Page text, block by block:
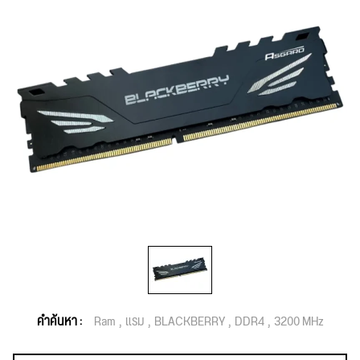
คำค้นหา : Ram แรม BLACKBERRY DDR4 3200 MHz